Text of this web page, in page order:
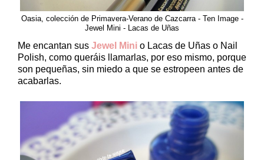
Oasia, colección de Primavera-Verano de Cazcarra - Ten Image -
Jewel Mini - Lacas de Uñas
Me encantan sus Jewel Mini o Lacas de Uñas o Nail
Polish, como queráis llamarlas, por eso mismo, porque
son pequeñas, sin miedo a que se estropeen antes de
acabarlas.